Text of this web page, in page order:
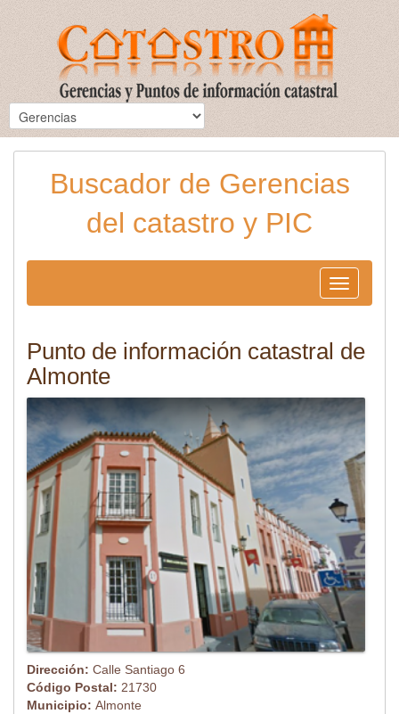
Buscador de Gerencias
del catastro y PIC
Toggle
navigation
Punto de información catastral de
Almonte
Dirección: Calle Santiago 6
Código Postal: 21730
Municipio: Almonte